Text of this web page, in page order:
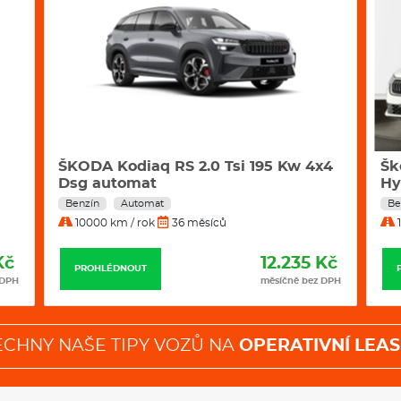
Černé čalounění stropu
Airbag řidiče a spolujezdce:
Výbavová linie CUPRA
Tmavá okna od B sloupku
Lišty bočních oken - černý
Dvojité dno zavazadlového
eCall: funkce nouzového
LED čtecí lampičky vpředu a
Čalounění sedadel - tmavě
Osvětlení nástupního
Front Assist: systém
brzdění, včetně detekce
Sluneční clony řidiče a
Prediktivní adaptivní
Car2X: výměna informací s
(disponující Car2X funkcí)
Kessy: bezklíčové
tlačítkem
Škoda Octavia Selection 1,5 TSI
Hybrid 85 kW DSG
Benzín Automat
10000 km / rok 36 měsíců
PROHLÉDNOUT 7.453 Kč
měsíčně bez DPH
NAŠE TIPY VOZŮ NA OPERATIVNÍ